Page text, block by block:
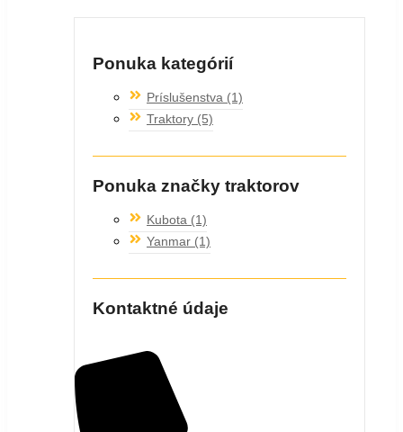
Ponuka kategórií
Príslušenstva (1)
Traktory (5)
Ponuka značky traktorov
Kubota (1)
Yanmar (1)
Kontaktné údaje